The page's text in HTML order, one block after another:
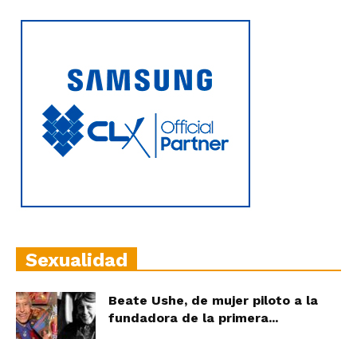
Sexualidad
Beate Ushe, de mujer piloto a la
fundadora de la primera...